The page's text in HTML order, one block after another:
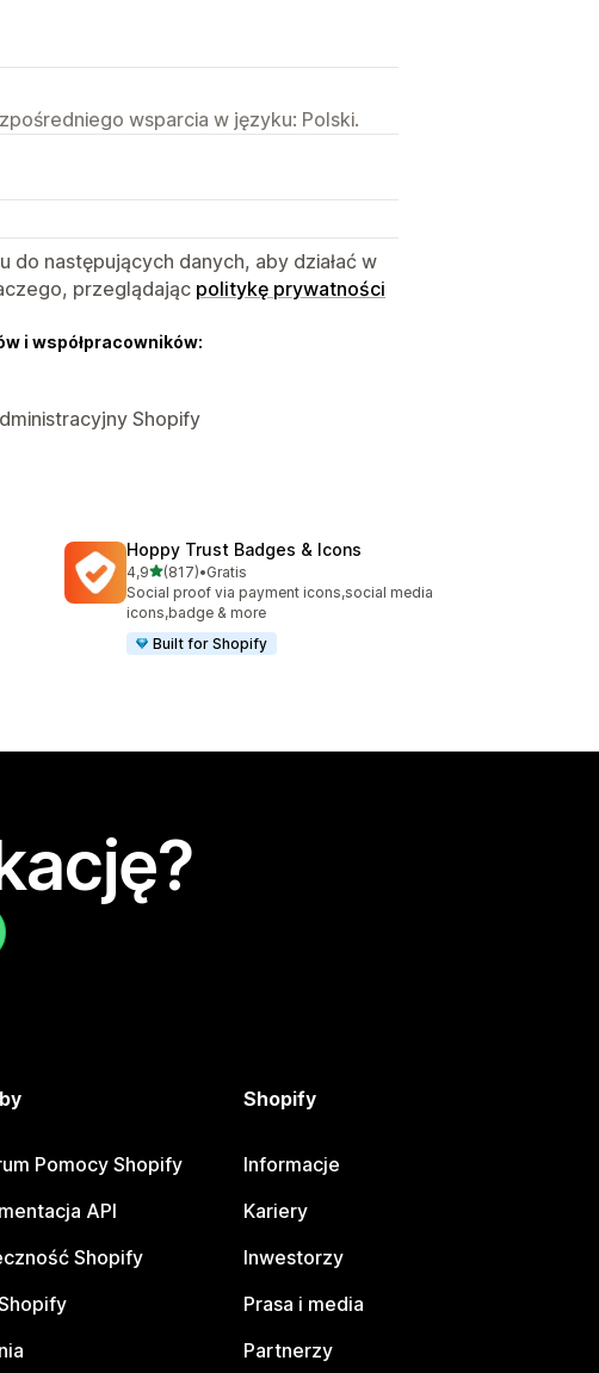
wsparcia w języku: Polski.
do następujących danych, aby działać w
przeglądając politykę prywatności
i współpracowników:
Shopify
Hoppy Trust Badges & Icons
4,9na 5 gwiazdek
(817)
Łączna liczba recenzji: 817
•Gratis
Social proof via payment icons,social media
icons,badge & more
Built for Shopify
Pomocy Shopify
API
Shopify
Shopify
Informacje
Kariery
Inwestorzy
Prasa i media
Partnerzy